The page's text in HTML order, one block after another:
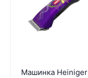
Машинка Heiniger